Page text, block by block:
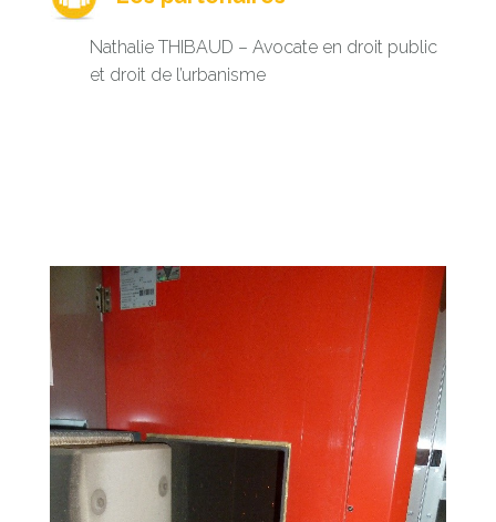
Nathalie THIBAUD – Avocate en droit public
et droit de l’urbanisme